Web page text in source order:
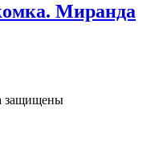
Миранда
защищены